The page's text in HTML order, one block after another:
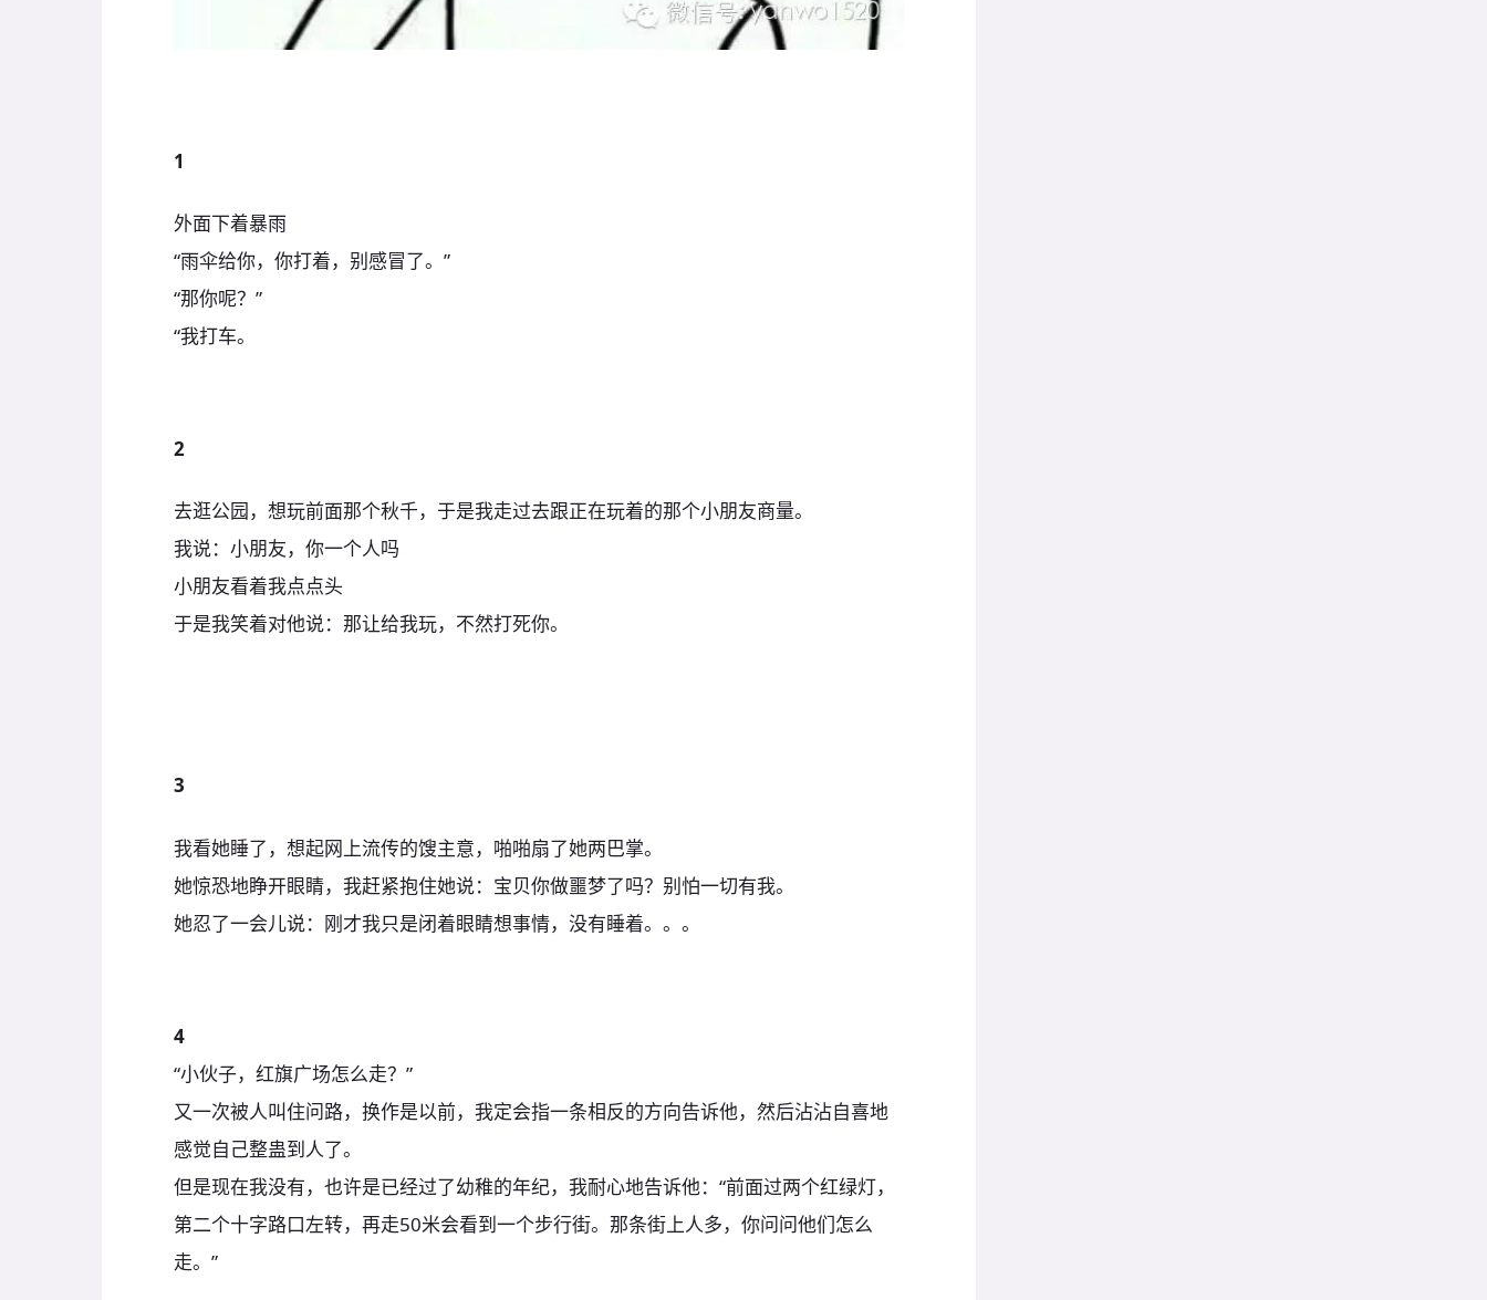
1
外面下着暴雨
“雨伞给你，你打着，别感冒了。”
“那你呢？”
“我打车。
2
去逛公园，想玩前面那个秋千，于是我走过去跟正在玩着的那个小朋友商量。
我说：小朋友，你一个人吗
小朋友看着我点点头
于是我笑着对他说：那让给我玩，不然打死你。
3
我看她睡了，想起网上流传的馊主意，啪啪扇了她两巴掌。
她惊恐地睁开眼睛，我赶紧抱住她说：宝贝你做噩梦了吗？别怕一切有我。
她忍了一会儿说：刚才我只是闭着眼睛想事情，没有睡着。。。
4
“小伙子，红旗广场怎么走？”
又一次被人叫住问路，换作是以前，我定会指一条相反的方向告诉他，然后沾沾自喜地
感觉自己整蛊到人了。
但是现在我没有，也许是已经过了幼稚的年纪，我耐心地告诉他：“前面过两个红绿灯，
第二个十字路口左转，再走50米会看到一个步行街。那条街上人多，你问问他们怎么
走。”